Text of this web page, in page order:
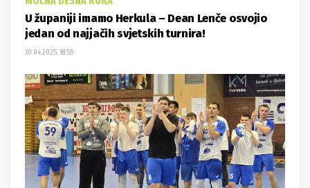
U županiji imamo Herkula – Dean Lenče osvojio
jedan od najjačih svjetskih turnira!
30.04.2025. 18:50